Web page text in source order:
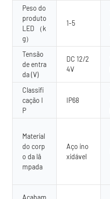
Peso do
produto
LED （k
g）
1-5
Tensão
de entra
da (V)
DC 12/2
4V
Classifi
cação I
P
IP68
Material
do corp
o da lâ
mpada
Aço ino
xidável
Acabam